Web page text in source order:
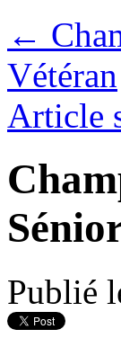
←
Vétéran
Article
Publié